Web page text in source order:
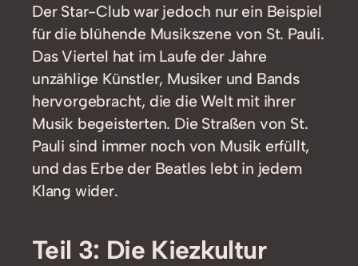
Der Star-Club war jedoch nur ein Beispiel
für die blühende Musikszene von St. Pauli.
Das Viertel hat im Laufe der Jahre
unzählige Künstler, Musiker und Bands
hervorgebracht, die die Welt mit ihrer
Musik begeisterten. Die Straßen von St.
Pauli sind immer noch von Musik erfüllt,
und das Erbe der Beatles lebt in jedem
Klang wider.
Teil 3: Die Kiezkultur